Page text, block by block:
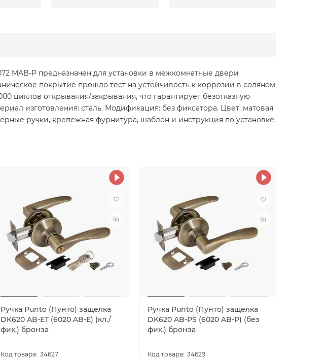
MAB-P предназначен для установки в межкомнатные двери
покрытие прошло тест на устойчивость к коррозии в соляном
циклов открывания/закрывания, что гарантирует безотказную
изготовления: сталь. Модификация: без фиксатора. Цвет: матовая
ручки, крепежная фурнитура, шаблон и инструкция по установке.
Ручка Punto (Пунто) защелка
DK620 AB-ET (6020 AB-E) (кл./
фик.) бронза
34627
Ручка Punto (Пунто) защелка
DK620 AB-PS (6020 AB-P) (без
фик.) бронза
34629